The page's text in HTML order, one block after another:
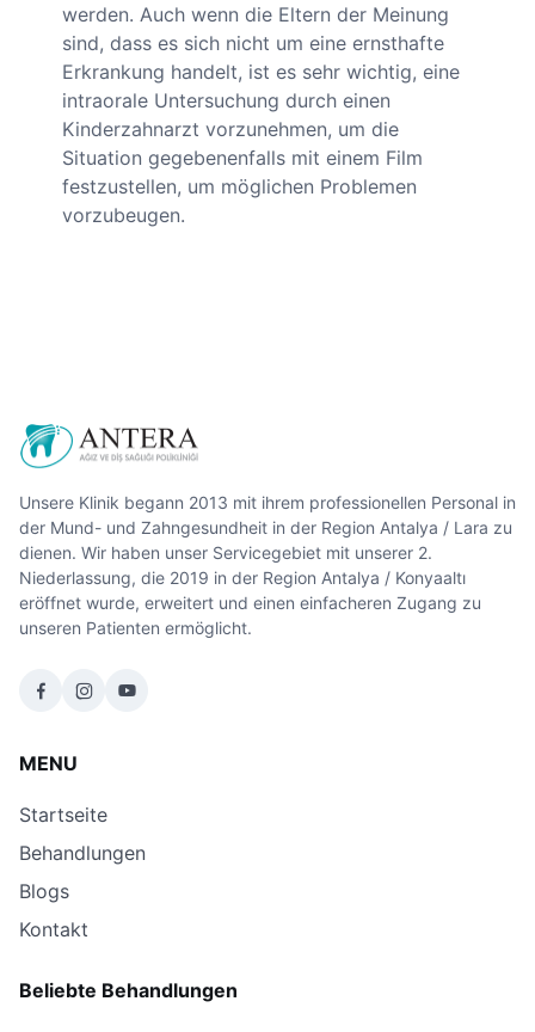
werden. Auch wenn die Eltern der Meinung
sind, dass es sich nicht um eine ernsthafte
Erkrankung handelt, ist es sehr wichtig, eine
intraorale Untersuchung durch einen
Kinderzahnarzt vorzunehmen, um die
Situation gegebenenfalls mit einem Film
festzustellen, um möglichen Problemen
vorzubeugen.
Unsere Klinik begann 2013 mit ihrem professionellen Personal in
der Mund- und Zahngesundheit in der Region Antalya / Lara zu
dienen. Wir haben unser Servicegebiet mit unserer 2.
Niederlassung, die 2019 in der Region Antalya / Konyaaltı
eröffnet wurde, erweitert und einen einfacheren Zugang zu
unseren Patienten ermöglicht.
MENU
Startseite
Behandlungen
Blogs
Kontakt
Beliebte Behandlungen